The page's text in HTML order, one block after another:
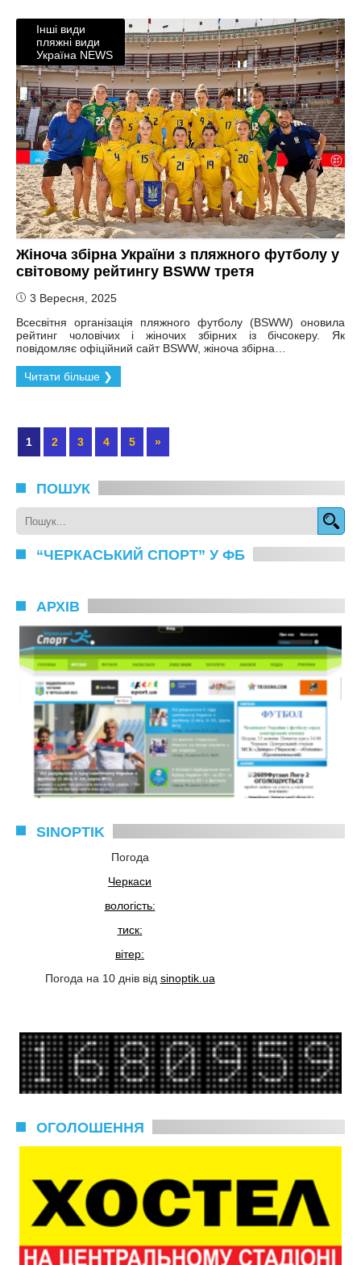
Інші види
пляжні види
Україна NEWS
Жіноча збірна України з пляжного футболу у
світовому рейтингу BSWW третя
3 Вересня, 2025
Всесвітня організація пляжного футболу (BSWW) оновила
рейтинг чоловічих і жіночих збірних із бічсокеру. Як
повідомляє офіційний сайт BSWW, жіноча збірна…
Читати більше ❯
1 2 3 4 5 »
ПОШУК
“ЧЕРКАСЬКИЙ СПОРТ” У ФБ
АРХІВ
SINOPTIK
Погода
Черкаси
вологість:
тиск:
вітер:
Погода на 10 днів від sinoptik.ua
ОГОЛОШЕННЯ